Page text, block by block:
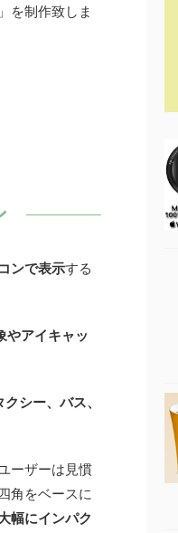
を制作致しま
ンで表示する
やアイキャッ
シー、バス、
ーザーは見慣
角をベースに
幅にインパク